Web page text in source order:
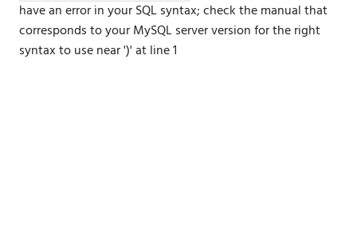
have an error in your SQL syntax; check the manual that
corresponds to your MySQL server version for the right
syntax to use near ')' at line 1